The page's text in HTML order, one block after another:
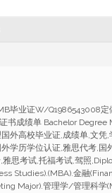
毕业证W/Q1986543008定
书成绩单 Bachelor Degree
外高校毕业证,成绩单,文凭
学历学位认证,雅思代考,国
雅思考试,托福考试,驾照
Studies).(MBA).金融
Major).管理学/管理科学